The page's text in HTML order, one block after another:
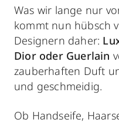
Was wir lange nur
kommt nun hübsch
Designern daher:
Dior oder Guerlain
zauberhaften Duft
und geschmeidig.
Ob Handseife,